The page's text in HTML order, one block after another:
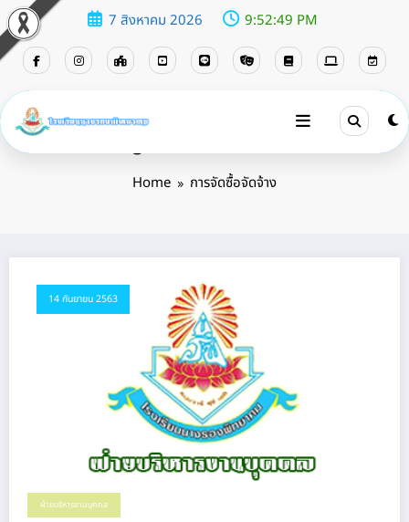
7 สิงหาคม 2026 9:52:49 PM
Home การจัดซื้อจัดจ้าง
14 กันยายน 2563
ฝ่ายบริหารงานบุคคล